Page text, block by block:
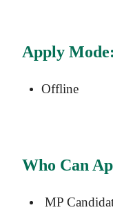
Apply Mode:
Offline
Who Can
MP